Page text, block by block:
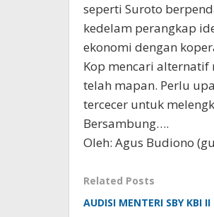
seperti Suroto
kedelam perangkap
ekonomi dengan
Kop mencari alternatif
telah mapan. Perlu
tercecer untuk
Bersambung….
Oleh: Agus Budiono
Related Posts
AUDISI MENTERI SBY KBI